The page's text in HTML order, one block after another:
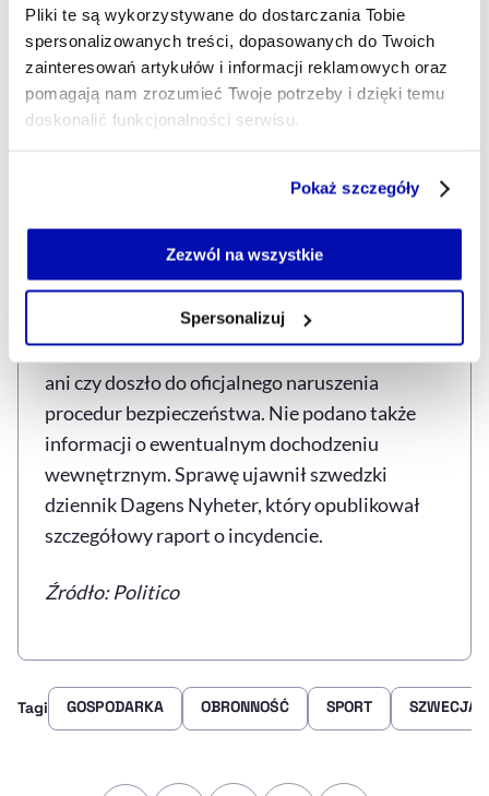
Pliki te są wykorzystywane do dostarczania Tobie
spersonalizowanych treści, dopasowanych do Twoich
zainteresowań artykułów i informacji reklamowych oraz
pomagają nam zrozumieć Twoje potrzeby i dzięki temu
doskonalić funkcjonalności serwisu.
Jeżeli nie wyrażasz zgody na zapisywanie plików cookie,
możesz łatwo zarządzać swoimi uprawnieniami, np. we
własnej przeglądarce internetowej lub po wybraniu opcji
naszejPolityce Prywatności.
Pokaż szczegóły
Zezwól na wszystkie
Spersonalizuj
konsekwencje
Poza premierem i parą królewską, dane
udostępnione na Stravie powiązano również z
Stefanem Löfvenem, byłą szefową MSZ Ann
Linde i Jimmym Åkessonem, liderem partii
wspierającej obecny rząd.
Na razie nie wiadomo, czy wobec ochroniarzy
zostaną wyciągnięte konsekwencje służbowe
ani czy doszło do oficjalnego naruszenia
procedur bezpieczeństwa. Nie podano także
informacji o ewentualnym dochodzeniu
wewnętrznym. Sprawę ujawnił szwedzki
dziennik Dagens Nyheter, który opublikował
szczegółowy raport o incydencie.
Źródło: Politico
Tagi GOSPODARKA OBRONNOŚĆ SPORT SZWECJA